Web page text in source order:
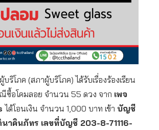
ริโภค (สภาผู้บริโภค) ได้รับเรื่องร้องเรียน
ซื้อโคมลอย จำนวน 55 ดวง จาก เพจ
ได้โอนเงิน จำนวน 1,000 บาท เข้า บัญชี
นาคินภัทร เลขที่บัญชี 203-8-71116-